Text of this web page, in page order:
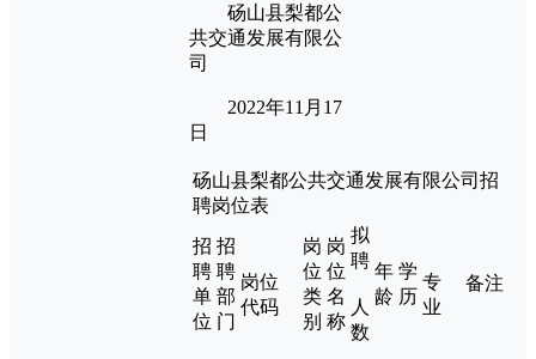
砀山县梨都公
共交通发展有限公
司
2022年11月17
日
砀山县梨都公共交通发展有限公司招
聘岗位表
招
聘
单
位
招
聘
部
门
岗位
代码
岗
位
类
别
岗
位
名
称
拟
聘
人
数
年
龄
学
历
专
业
备注